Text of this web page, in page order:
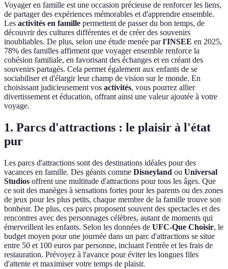
Voyager en famille est une occasion précieuse de renforcer les liens,
de partager des expériences mémorables et d'apprendre ensemble.
Les activités en famille permettent de passer du bon temps, de
découvrir des cultures différentes et de créer des souvenirs
inoubliables. De plus, selon une étude menée parl'INSEE en 2025,
78% des familles affirment que voyager ensemble renforce la
cohésion familiale, en favorisant des échanges et en créant des
souvenirs partagés. Cela permet également aux enfants de se
sociabiliser et d'élargir leur champ de vision sur le monde. En
choisissant judicieusement vos activités, vous pourrez allier
divertissement et éducation, offrant ainsi une valeur ajoutée à votre
voyage.
1. Parcs d'attractions : le plaisir à l'état
pur
Les parcs d'attractions sont des destinations idéales pour des
vacances en famille. Des géants comme Disneyland ou Universal
Studios offrent une multitude d'attractions pour tous les âges. Que
ce soit des manèges à sensations fortes pour les parents ou des zones
de jeux pour les plus petits, chaque membre de la famille trouve son
bonheur. De plus, ces parcs proposent souvent des spectacles et des
rencontres avec des personnages célèbres, autant de moments qui
émerveillent les enfants. Selon les données de UFC-Que Choisir, le
budget moyen pour une journée dans un parc d'attractions se situe
entre 50 et 100 euros par personne, incluant l'entrée et les frais de
restauration. Prévoyez à l'avance pour éviter les longues files
d'attente et maximiser votre temps de plaisir.